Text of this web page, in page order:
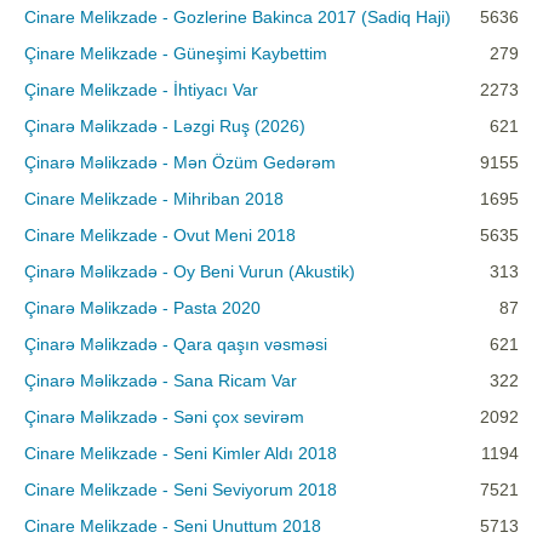
Cinare Melikzade - Gozlerine Bakinca 2017 (Sadiq Haji)
5636
Çinare Melikzade - Güneşimi Kaybettim
279
Çinare Melikzade - İhtiyacı Var
2273
Çinarə Məlikzadə - Ləzgi Ruş (2026)
621
Çinarə Məlikzadə - Mən Özüm Gedərəm
9155
Cinare Melikzade - Mihriban 2018
1695
Cinare Melikzade - Ovut Meni 2018
5635
Çinarə Məlikzadə - Oy Beni Vurun (Akustik)
313
Çinarə Məlikzadə - Pasta 2020
87
Çinarə Məlikzadə - Qara qaşın vəsməsi
621
Çinarə Məlikzadə - Sana Ricam Var
322
Çinarə Məlikzadə - Səni çox sevirəm
2092
Cinare Melikzade - Seni Kimler Aldı 2018
1194
Cinare Melikzade - Seni Seviyorum 2018
7521
Cinare Melikzade - Seni Unuttum 2018
5713